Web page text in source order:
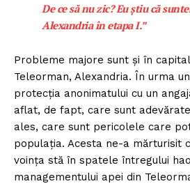
De ce să nu zic? Eu știu că
Alexandria în etapa I.”
Probleme majore sunt și în
Teleorman, Alexandria. În urma
protecția anonimatului cu un
aflat, de fapt, care sunt
ales, care sunt pericolele care
populația. Acesta ne-a mărturisit
voința stă în spatele întregului
managementului apei din